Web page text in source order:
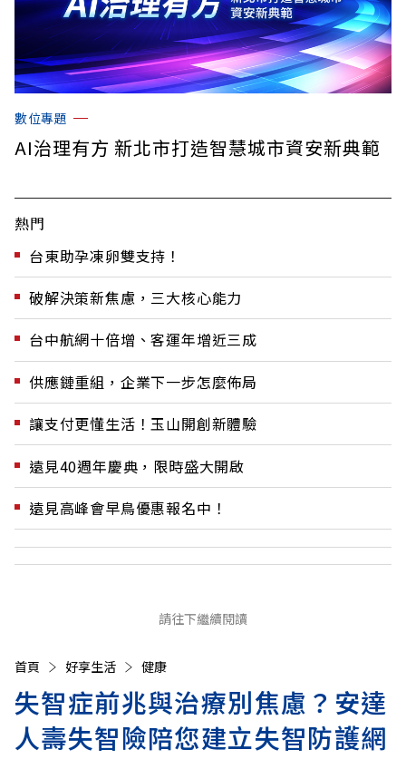
數位專題
AI治理有方 新北市打造智慧城市資安新典範
熱門
台東助孕凍卵雙支持！
破解決策新焦慮，三大核心能力
台中航網十倍增、客運年增近三成
供應鏈重組，企業下一步怎麼佈局
讓支付更懂生活！玉山開創新體驗
遠見40週年慶典，限時盛大開啟
遠見高峰會早鳥優惠報名中！
請往下繼續閱讀
首頁 好享生活 健康
失智症前兆與治療別焦慮？安達
人壽失智險陪您建立失智防護網